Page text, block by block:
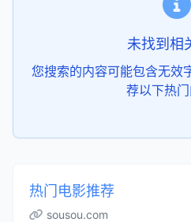
未找到相
您搜索的内容可能包含无效
荐以下热门
热门电影推荐
sousou.com